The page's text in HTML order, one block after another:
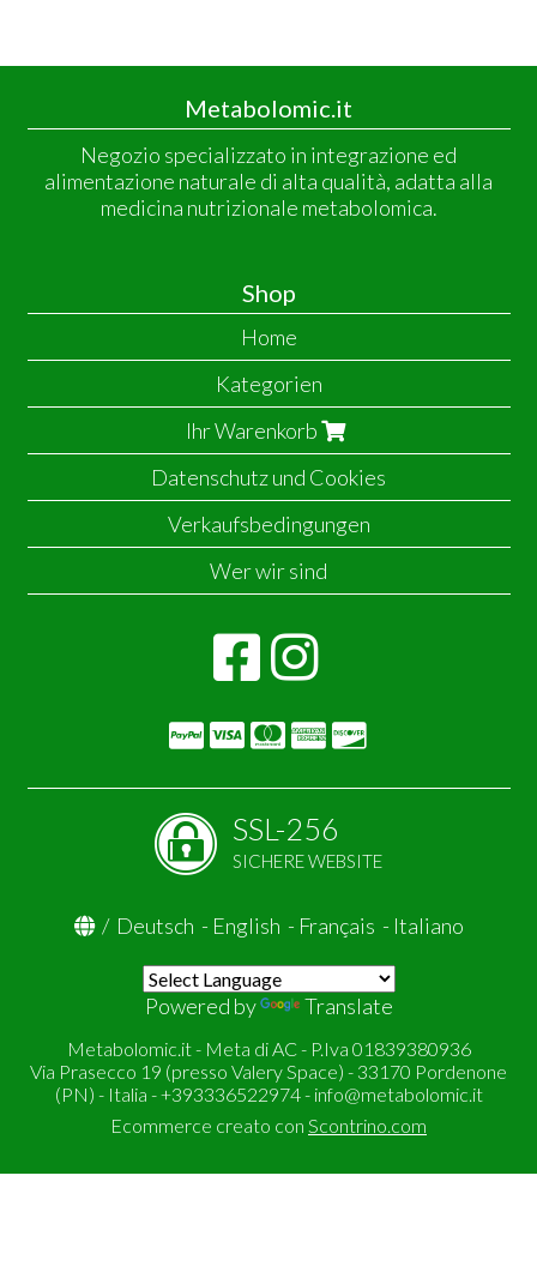
Metabolomic.it
Negozio specializzato in integrazione ed
alimentazione naturale di alta qualità, adatta alla
medicina nutrizionale metabolomica.
Shop
Home
Kategorien
Ihr Warenkorb
Datenschutz und Cookies
Verkaufsbedingungen
Wer wir sind
SSL-256
SICHERE WEBSITE
/ Deutsch - English - Français - Italiano
Powered by Translate
Metabolomic.it - Meta di AC - P.Iva 01839380936
Via Prasecco 19 (presso Valery Space) - 33170 Pordenone
(PN) - Italia - +393336522974 - info@metabolomic.it
Ecommerce creato con Scontrino.com